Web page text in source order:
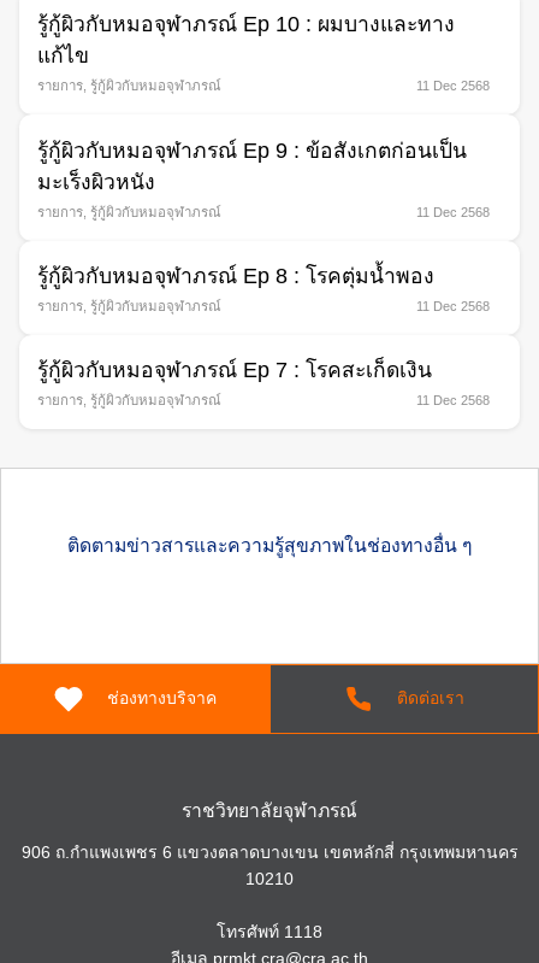
for:
รู้กู้ผิวกับหมอจุฬาภรณ์ Ep 10 : ผมบางและทาง
แก้ไข
รายการ รู้กู้ผิวกับหมอจุฬาภรณ์ 11 Dec 2568
รู้กู้ผิวกับหมอจุฬาภรณ์ Ep 9 : ข้อสังเกตก่อนเป็น
มะเร็งผิวหนัง
รายการ รู้กู้ผิวกับหมอจุฬาภรณ์ 11 Dec 2568
รู้กู้ผิวกับหมอจุฬาภรณ์ Ep 8 : โรคตุ่มนํ้าพอง
รายการ รู้กู้ผิวกับหมอจุฬาภรณ์ 11 Dec 2568
รู้กู้ผิวกับหมอจุฬาภรณ์ Ep 7 : โรคสะเก็ดเงิน
รายการ รู้กู้ผิวกับหมอจุฬาภรณ์ 11 Dec 2568
ติดตามข่าวสารและความรู้สุขภาพในช่องทางอื่น ๆ
ช่องทางบริจาค ติดต่อเรา
ราชวิทยาลัยจุฬาภรณ์
906 ถ.กำแพงเพชร 6 แขวงตลาดบางเขน เขตหลักสี่ กรุงเทพมหานคร
10210
โทรศัพท์ 1118
อีเมล prmkt.cra@cra.ac.th